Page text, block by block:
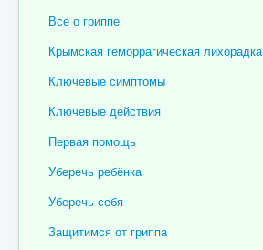
Все о гриппе
Крымская геморрагическая лихорадка
Ключевые симптомы
Ключевые действия
Первая помощь
Уберечь ребёнка
Уберечь себя
Защитимся от гриппа